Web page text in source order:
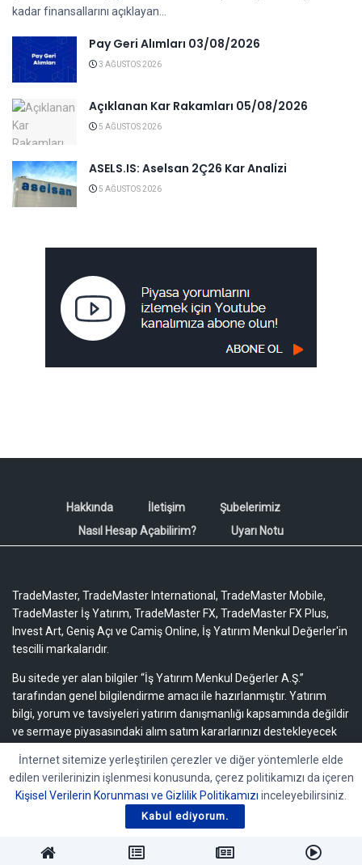
kadar finansallarını açıklayan...
Pay Geri Alımları 03/08/2026
3 AĞUSTOS 2026
Açıklanan Kar Rakamları 05/08/2026
5 AĞUSTOS 2026
ASELS.IS: Aselsan 2Ç26 Kar Analizi
5 AĞUSTOS 2026
Hakkında İletişim
Şubelerimiz
Nasıl Hesap Açabilirim?
Uyarı Notu
TradeMaster, TradeMaster International, TradeMaster Mobile,
TradeMaster İş Yatırım, TradeMaster FX, TradeMaster FX Plus,
Invest Art, Geniş Açı ve Camiş Online, İş Yatırım Menkul Değerler'in
tescilli markalarıdır.
Bu sitede yer alan bilgiler “İş Yatırım Menkul Değerler A.Ş.”
tarafından genel bilgilendirme amacı ile hazırlanmıştır. Yatırım
bilgi, yorum ve tavsiyeleri yatırım danışmanlığı kapsamında değildir
ve sermaye piyasasındaki alım satım kararlarınızı destekleyecek
Bu içeriğe ilişkin tüm telif hakları İş Yatırım Menkul Değerler A.Ş.’ye
aittir. Bu içerik, açık iznimiz olmaksızın başkaları tarafından
herhangi bir amaçla, kısmen veya tamamen çoğaltılamaz,
dağıtılamaz, yayımlanamaz veya değiştirilemez.
İnternet sitemize yerleştirilen çerezler ve diğer yöntemlerle elde
edilen verilerinizin işlenmesi konusunda, çerez politikamızı da içeren
Kişisel Verilerin Korunması ve Gizlilik Politikamızı inceleyebilirsiniz.
Kabul ediyorum.